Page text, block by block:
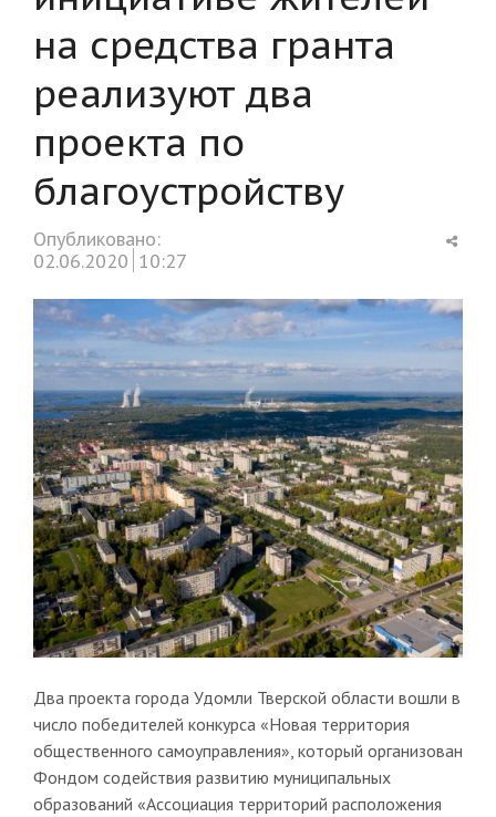
на средства гранта
реализуют два
проекта по
благоустройству
Опубликовано:
02.06.2020 10:27
Два проекта города Удомли Тверской области вошли в
число победителей конкурса «Новая территория
общественного самоуправления», который организован
Фондом содействия развитию муниципальных
образований «Ассоциация территорий расположения